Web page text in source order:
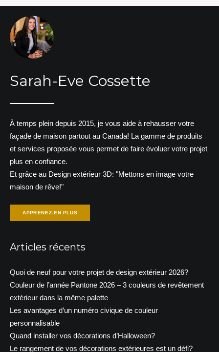
Sarah-Eve Cossette
À temps plein depuis 2015, je vous aide à rehausser votre
façade de maison partout au Canada! La gamme de produits
et services proposée vous permet de faire évoluer votre projet
plus en confiance.
Et grâce au Design extérieur 3D: "Mettons en image votre
maison de rêve!"
APPRENEZ-EN PLUS
Articles récents
Quoi de neuf pour votre projet de design extérieur 2026?
Couleur de l’année Pantone 2026 – 3 couleurs de revêtement
extérieur dans la même palette
Les avantages d’un numéro civique de couleur
personnalisable
Quand installer vos décorations d’Halloween?
Le rangement de vos décorations extérieures est un défi?